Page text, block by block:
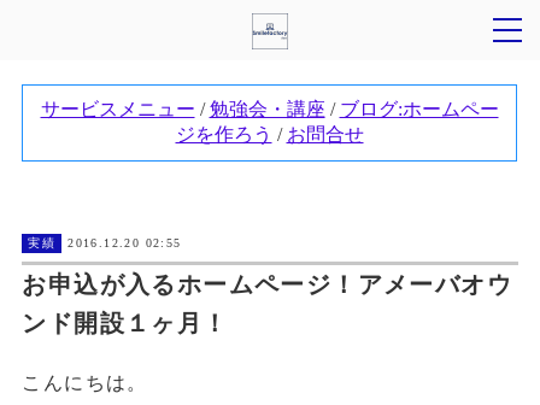
実績 2016.12.20 02:55
お申込が入るホームページ！アメーバオウ
ンド開設１ヶ月！
こんにちは。